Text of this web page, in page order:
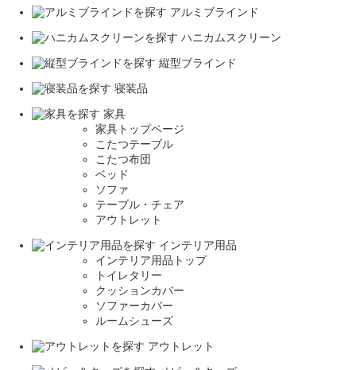
アルミブラインド
ハニカムスクリーン
縦型ブラインド
寝装品
家具
家具トップページ
こたつテーブル
こたつ布団
ベッド
ソファ
テーブル・チェア
アウトレット
インテリア用品
インテリア用品トップ
トイレタリー
クッションカバー
ソファーカバー
ルームシューズ
アウトレット